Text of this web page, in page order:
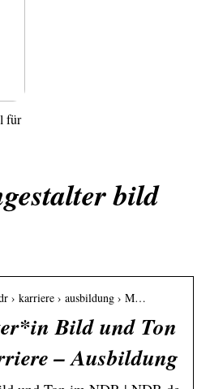
für
bild
› karriere › ausbildung › M…
Bild und Ton
– Ausbildung